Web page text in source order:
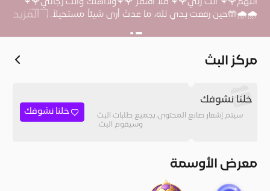
اللهم🌹⚘️ انت ربي🌹⚘️ فلا افتقر 🌹⚘️ولااهلك وانت رجائي🌹⚘️
🌧🌧🤲حين رفعت يدي لله، ما عدتُ أرى شيئاً مستحيلاً. 🇸🇦المزيد
مركز البث
خلنا نشوفك
سيتم إشعار صانع المحتوى بجميع طلبات البث
وسيقوم البث.
خلنا نشوفك
معرض الأوسمة